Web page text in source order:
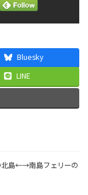
Bluesky
LINE
北島←→南島フェリーの